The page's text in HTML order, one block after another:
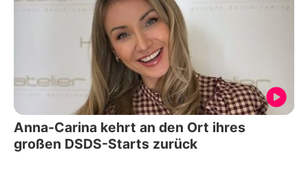
Anna-Carina kehrt an den Ort ihres
großen DSDS-Starts zurück